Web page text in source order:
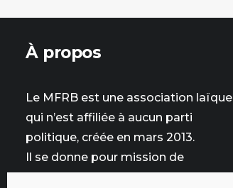
À propos
Le MFRB est une association laïque
qui n’est affiliée à aucun parti
politique, créée en mars 2013.
Il se donne pour mission de
promouvoir le revenu de base